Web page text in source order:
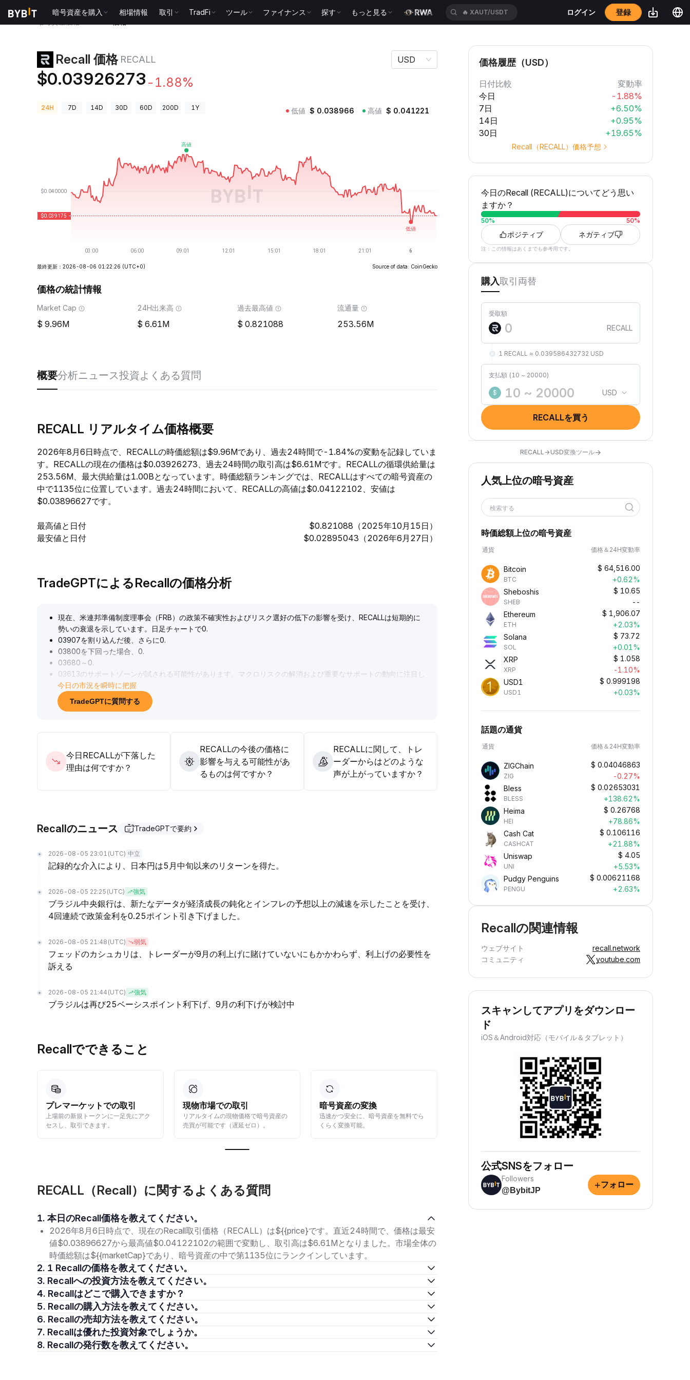
暗号資産を購入 相場情報 取引 TradFi ツール ファイナンス 探す もっと見る 🔥 XAUT/USDT ログイン 登録
Recall 価格 RECALL
$0.03926273 -1.88%
USD
24H 7D 14D 30D 60D 200D 1Y 低値 $ 0.038966 高値 $ 0.041221
最終更新：2026-08-06 01:22:26 (UTC+0) Source of data: CoinGecko
価格の統計情報
Market Cap
9.96M
24H出来高
6.61M
過去最高値
0.821088
流通量
253.56M
概要分析ニュース投資よくある質問
RECALL リアルタイム価格概要
2026年8月6日時点で、RECALLの時価総額は$9.96Mであり、過去24時間で-1.84%の変動を記録していま
す。RECALLの現在の価格は$0.03926273、過去24時間の取引高は$6.61Mです。RECALLの循環供給量は
253.56M、最大供給量は1.00Bとなっています。時価総額ランキングでは、RECALLはすべての暗号資産の
中で1135位に位置しています。過去24時間において、RECALLの高値は$0.04122102、安値は
$0.03896627です。
最高値と日付
$0.821088（2025年10月15日）
最安値と日付
$0.02895043（2026年6月27日）
TradeGPTによるRecallの価格分析
現在、米連邦準備制度理事会（FRB）の政策不確実性およびリスク選好の低下の影響を受け、RECALLは短期的に
勢いの衰退を示しています。日足チャートで0.
03907を割り込んだ後、さらに0.
03800を下回った場合、0.
03680～0.
03613のサポートゾーンが試される可能性があります。マクロリスクの解消および重要なサポートの動向に注目し
つつ、短期的にはレンジ取引を維持することを推奨します。中長期的には、RECALLのAI演算エコシステムへの実
装進捗を中核評価基準とし、流動性と政策環境が回復すれば、セクターのバリュエーションが修復され、相場反発
を牽引する可能性があります。
今日の市況を瞬時に把握
TradeGPTに質問する
今日RECALLが下落した
理由は何ですか？
RECALLの今後の価格に
影響を与える可能性があ
るものは何ですか？
RECALLに関して、トレ
ーダーからはどのような
声が上がっていますか？
Recallのニュース TradeGPTで要約
2026-08-05 23:01 (UTC) 中立
記録的な介入により、日本円は5月中旬以来のリターンを得た。
2026-08-05 22:25 (UTC) 強気
ブラジル中央銀行は、新たなデータが経済成長の鈍化とインフレの予想以上の減速を示したことを受け、
4回連続で政策金利を0.25ポイント引き下げました。
2026-08-05 21:48 (UTC) 弱気
フェッドのカシュカリは、トレーダーが9月の利上げに賭けていないにもかかわらず、利上げの必要性を
訴える
2026-08-05 21:44 (UTC) 強気
ブラジルは再び25ベーシスポイント利下げ、9月の利下げが検討中
Recallでできること
プレマーケットでの取引
上場前の新規トークンに一足先にアク
セスし、取引できます。
現物市場での取引
リアルタイムの現物価格で暗号資産の
売買が可能です（遅延ゼロ）。
暗号資産の変換
迅速かつ安全に、暗号資産を無料でら
くらく変換可能。
パッシブインカムの獲得
資産を預け入れて、パッシブインカム
を獲得しながら資産を増やせます。
RECALL（Recall）に関するよくある質問
1. 本日のRecall価格を教えてください。
2026年8月6日時点で、現在のRecall取引価格（RECALL）は${{price}です。直近24時間で、価格は最安
値$0.03896627から最高値$0.04122102の範囲で変動し、取引高は$6.61Mとなりました。市場全体の
時価総額は${{marketCap}であり、暗号資産の中で第1135位にランクインしています。
2. 1 Recallの価格を教えてください。
3. Recallへの投資方法を教えてください。
4. Recallはどこで購入できますか？
5. Recallの購入方法を教えてください。
6. Recallの売却方法を教えてください。
7. Recallは優れた投資対象でしょうか。
8. Recallの発行数を教えてください。
価格履歴（USD）
日付比較
変動率
今日
-1.88%
7日
+6.50%
14日
+0.95%
30日
+19.65%
Recall（RECALL）価格予想
今日のRecall (RECALL)についてどう思い
ますか？
50% 50%
ポジティブ ネガティブ
注：この情報はあくまでも参考用です。
購入取引 両替
受取額
RECALL
1 RECALL ≈ 0.039586432732 USD
支払額 (10 ~ 20000)
$ USD
RECALLを買う
RECALL→USD変換ツール→
人気上位の暗号資産
検索する
時価総額上位の暗号資産
通貨 価格＆24H変動率
Bitcoin
BTC
$ 64,516.00
+0.62%
Sheboshis
SHEB
$ 10.65
--
Ethereum
ETH
$ 1,906.07
+2.03%
Solana
SOL
$ 73.72
+0.01%
XRP
XRP
$ 1.058
-1.10%
USD1
USD1
$ 0.999198
+0.03%
話題の通貨
通貨 価格＆24H変動率
ZIGChain
ZIG
$ 0.04046863
-0.27%
Bless
BLESS
$ 0.02653031
+138.62%
Heima
HEI
$ 0.26768
+78.86%
Cash Cat
CASHCAT
$ 0.106116
+21.88%
Uniswap
UNI
$ 4.05
+5.53%
Pudgy Penguins
PENGU
$ 0.00621168
+2.63%
Recallの関連情報
ウェブサイト
recall.network
コミュニティ
youtube.com
スキャンしてアプリをダウンロー
ド
iOS＆Android対応（モバイル＆タブレット）
公式SNSをフォロー
Followers
@BybitJP
+フォロー